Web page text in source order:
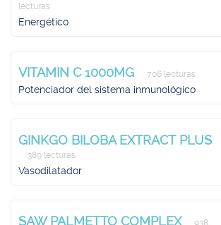
lecturas
Energético
VITAMIN C 1000MG 706 lecturas
Potenciador del sistema inmunológico
GINKGO BILOBA EXTRACT PLUS
389 lecturas
Vasodilatador
SAW PALMETTO COMPLEX
938